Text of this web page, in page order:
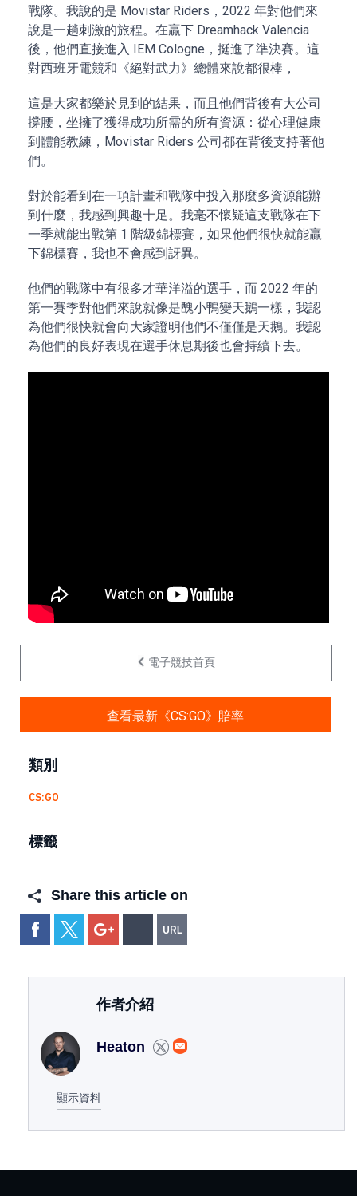
戰隊。我說的是 Movistar Riders，2022 年對他們來
說是一趟刺激的旅程。在贏下 Dreamhack Valencia
後，他們直接進入 IEM Cologne，挺進了準決賽。這
對西班牙電競和《絕對武力》總體來說都很棒，
這是大家都樂於見到的結果，而且他們背後有大公司
撐腰，坐擁了獲得成功所需的所有資源：從心理健康
到體能教練，Movistar Riders 公司都在背後支持著他
們。
對於能看到在一項計畫和戰隊中投入那麼多資源能辦
到什麼，我感到興趣十足。我毫不懷疑這支戰隊在下
一季就能出戰第 1 階級錦標賽，如果他們很快就能贏
下錦標賽，我也不會感到訝異。
他們的戰隊中有很多才華洋溢的選手，而 2022 年的
第一賽季對他們來說就像是醜小鴨變天鵝一樣，我認
為他們很快就會向大家證明他們不僅僅是天鵝。我認
為他們的良好表現在選手休息期後也會持續下去。
電子競技首頁
查看最新《CS:GO》賠率
類別
CS:GO
標籤
Share this article on
作者介紹
Heaton
顯示資料